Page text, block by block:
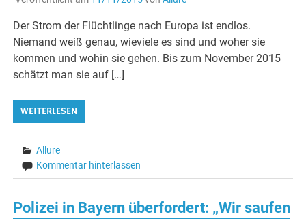
Der Strom der Flüchtlinge nach Europa ist endlos.
Niemand weiß genau, wieviele es sind und woher sie
kommen und wohin sie gehen. Bis zum November 2015
schätzt man sie auf […]
WEITERLESEN
Allure
Kommentar hinterlassen
Polizei in Bayern überfordert: „Wir saufen